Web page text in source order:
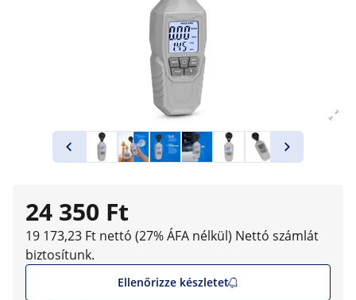
24 350 Ft
19 173,23 Ft nettó (27% ÁFA nélkül) Nettó számlát
biztosítunk.
Ellenőrizze készletet